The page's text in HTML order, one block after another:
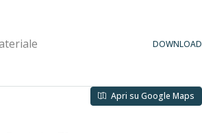
DOWNLOAD
Apri su Google Maps